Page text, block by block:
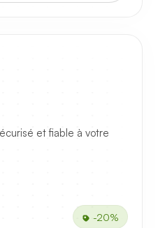
et fiable à votre
-20%